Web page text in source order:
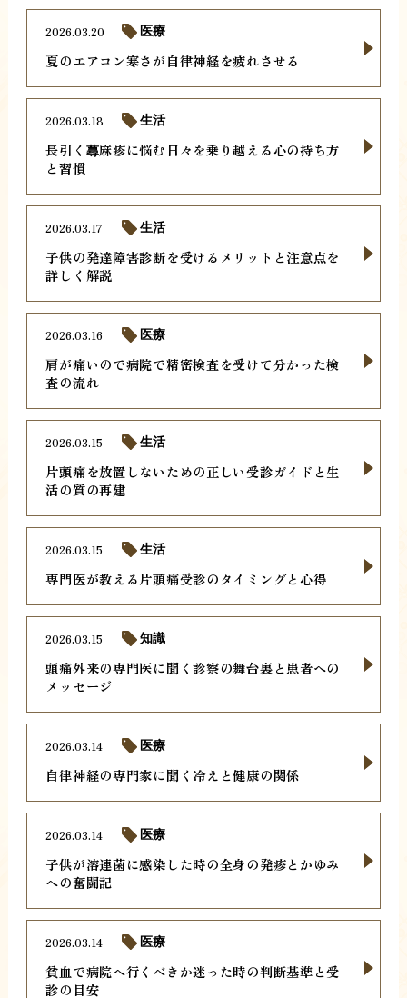
夏のエアコン寒さが自律神経を疲れさせる
2026.03.20 医療
長引く蕁麻疹に悩む日々を乗り越える心の持ち方
と習慣
2026.03.18 生活
子供の発達障害診断を受けるメリットと注意点を
詳しく解説
2026.03.17 生活
肩が痛いので病院で精密検査を受けて分かった検
査の流れ
2026.03.16 医療
片頭痛を放置しないための正しい受診ガイドと生
活の質の再建
2026.03.15 生活
専門医が教える片頭痛受診のタイミングと心得
2026.03.15 生活
頭痛外来の専門医に聞く診察の舞台裏と患者への
メッセージ
2026.03.15 知識
自律神経の専門家に聞く冷えと健康の関係
2026.03.14 医療
子供が溶連菌に感染した時の全身の発疹とかゆみ
への奮闘記
2026.03.14 医療
貧血で病院へ行くべきか迷った時の判断基準と受
診の目安
2026.03.14 医療